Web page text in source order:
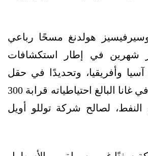
هولدنغ مسحًا رباعي
شهرين في إطار استكشافات
آسيا وأفريقيا، وتحديدًا في حقل
جوبيلي (Jubilee) في غانا البالغ احتياطياته قرابة 300
لصالح شركة توللو أويل